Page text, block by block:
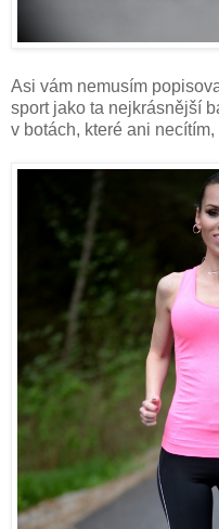
Asi vám nemusím
sport jako ta nejkrásnější
v botách, které ani necítím,